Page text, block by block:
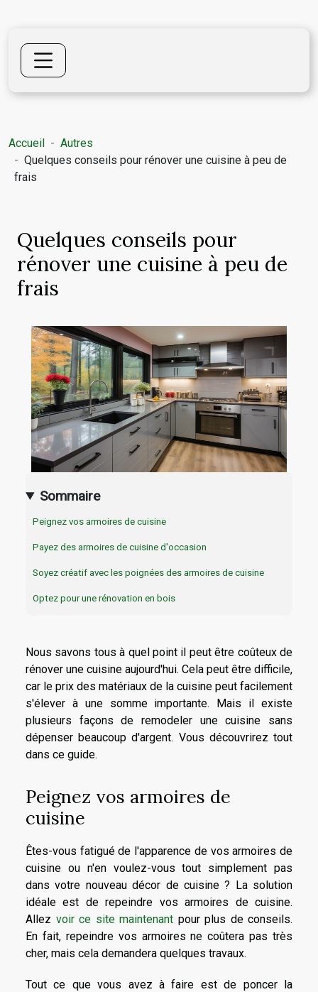
Accueil
Autres
Quelques conseils pour rénover une cuisine à peu de
frais
Quelques conseils pour
rénover une cuisine à peu de
frais
Sommaire
Peignez vos armoires de cuisine
Payez des armoires de cuisine d'occasion
Soyez créatif avec les poignées des armoires de cuisine
Optez pour une rénovation en bois
Nous savons tous à quel point il peut être coûteux de
rénover une cuisine aujourd'hui. Cela peut être difficile,
car le prix des matériaux de la cuisine peut facilement
s'élever à une somme importante. Mais il existe
plusieurs façons de remodeler une cuisine sans
dépenser beaucoup d'argent. Vous découvrirez tout
dans ce guide.
Peignez vos armoires de
cuisine
Êtes-vous fatigué de l'apparence de vos armoires de
cuisine ou n'en voulez-vous tout simplement pas
dans votre nouveau décor de cuisine ? La solution
idéale est de repeindre vos armoires de cuisine.
Allez voir ce site maintenant pour plus de conseils.
En fait, repeindre vos armoires ne coûtera pas très
cher, mais cela demandera quelques travaux.
Tout ce que vous avez à faire est de poncer la